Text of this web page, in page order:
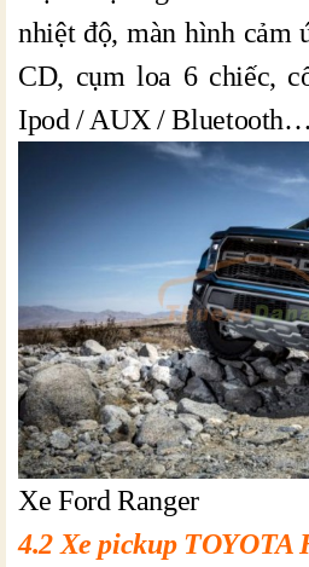
nhiệt độ, màn hình cảm
CD, cụm loa 6 chiếc,
Ipod / AUX / Bluetooth…
Xe Ford Ranger
4.2 Xe pickup